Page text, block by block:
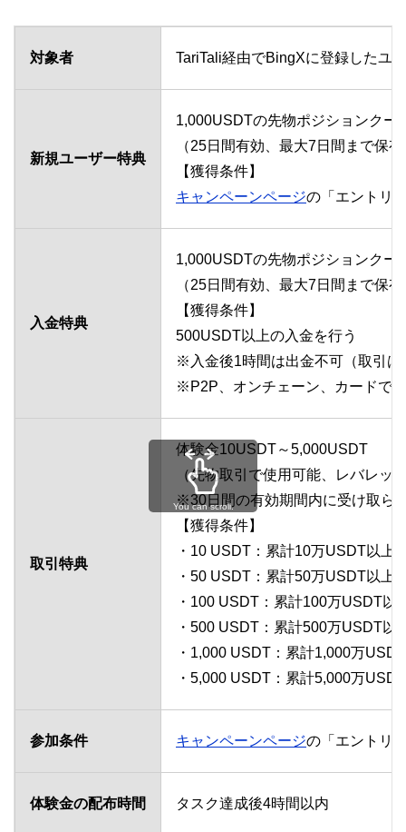
対象者 TariTali経由でBingXに登録したユ
新規ユーザー特典
1,000USDTの先物ポジションクー
（25日間有効、最大7日間まで保
【獲得条件】
キャンペーンページの「エントリ
入金特典
1,000USDTの先物ポジションクー
（25日間有効、最大7日間まで保
【獲得条件】
500USDT以上の入金を行う
※入金後1時間は出金不可（取引は
※P2P、オンチェーン、カードで
取引特典
体験金10USDT～5,000USDT
（先物取引で使用可能、レバレッ
※30日間の有効期間内に受け取ら
【獲得条件】
・10 USDT：累計10万USDT以上
・50 USDT：累計50万USDT以上
・100 USDT：累計100万USDT以
・500 USDT：累計500万USDT以
・1,000 USDT：累計1,000万
・5,000 USDT：累計5,000万
参加条件 キャンペーンページの「エントリ
体験金の配布時間 タスク達成後4時間以内
You can scroll.